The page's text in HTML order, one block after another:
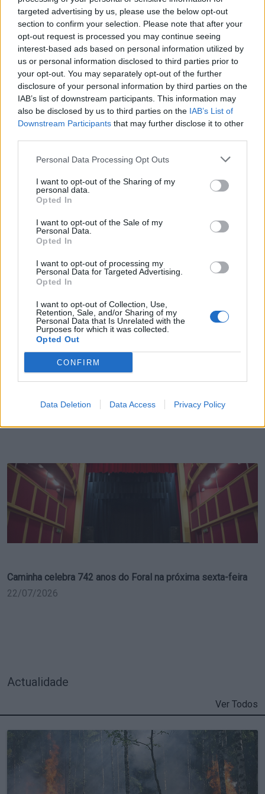
targeted advertising by us, please use the below opt-out
section to confirm your selection. Please note that after your
opt-out request is processed you may continue seeing
interest-based ads based on personal information utilized by
us or personal information disclosed to third parties prior to
your opt-out. You may separately opt-out of the further
disclosure of your personal information by third parties on the
IAB’s list of downstream participants. This information may
also be disclosed by us to third parties on the IAB’s List of
Downstream Participants that may further disclose it to other
Personal Data Processing Opt Outs
I want to opt-out of the Sharing of my
personal data.
Opted In
I want to opt-out of the Sale of my
Personal Data.
Opted In
I want to opt-out of processing my
Personal Data for Targeted Advertising.
Opted In
I want to opt-out of Collection, Use,
Retention, Sale, and/or Sharing of my
Personal Data that Is Unrelated with the
Purposes for which it was collected.
Opted Out
CONFIRM
Data Deletion Data Access Privacy Policy
Concluída empreitada de pavimentação do acesso da
entrada norte do edifício da APPACDM
3/08/2026
Dois homens detidos por roubo por esticão em Valença
24/07/2026
Município de Caminha devolve Parque Infantil de Azevedo à
população
23/07/2026
Caminha celebra 742 anos do Foral na próxima sexta-feira
22/07/2026
Actualidade
Ver Todos